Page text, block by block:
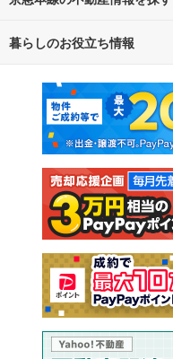
通勤・通学時間から探す
不動産・住宅
新築マンション
新築一戸建て
注文住宅
売却査定
暮らしのお役立ち情報
マンションカタログ